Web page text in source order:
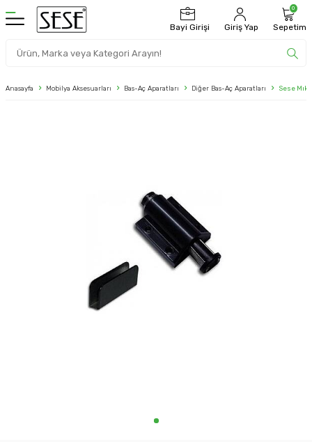
Bayi Girişi Giriş Yap
0
Sepetim
Anasayfa Mobilya Aksesuarları Bas-Aç Aparatları Diğer Bas-Aç Aparatları Sese